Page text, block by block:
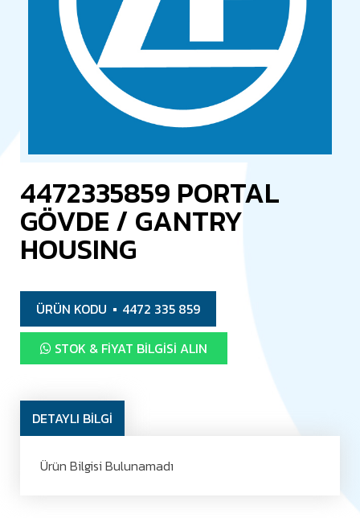
4472335859 PORTAL
GÖVDE / GANTRY
HOUSING
ÜRÜN KODU 4472 335 859
STOK & FIYAT BILGISI ALIN
DETAYLI BİLGİ
Ürün Bilgisi Bulunamadı